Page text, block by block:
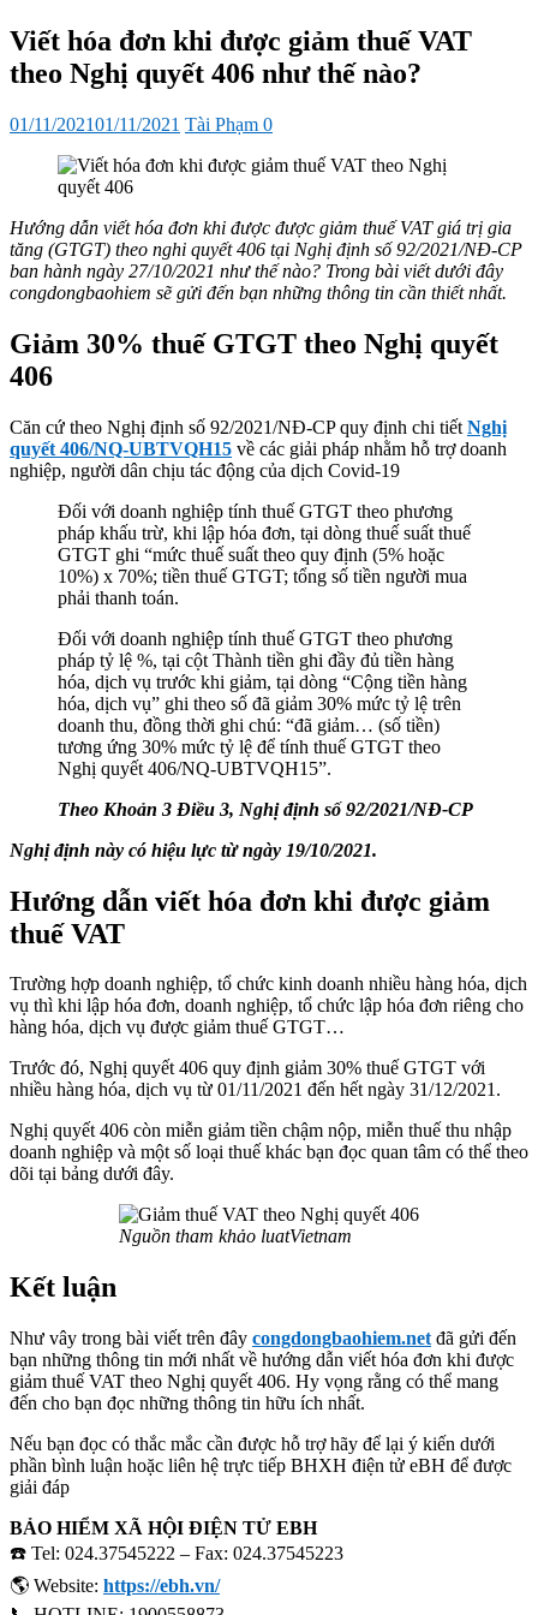
Viết hóa đơn khi được giảm thuế VAT
theo Nghị quyết 406 như thế nào?
Đăng
01/11/202101/11/2021 Tác
Tài Phạm 0
Hướng dẫn viết hóa đơn khi được được giảm thuế VAT giá trị gia
tăng (GTGT) theo nghi quyết 406 tại Nghị định số 92/2021/NĐ-CP
ban hành ngày 27/10/2021 như thế nào? Trong bài viết dưới đây
congdongbaohiem sẽ gửi đến bạn những thông tin cần thiết nhất.
Giảm 30% thuế GTGT theo Nghị quyết
406
Căn cứ theo Nghị định số 92/2021/NĐ-CP quy định chi tiết Nghị
quyết 406/NQ-UBTVQH15 về các giải pháp nhằm hỗ trợ doanh
nghiệp, người dân chịu tác động của dịch Covid-19
Đối với doanh nghiệp tính thuế GTGT theo phương
pháp khấu trừ, khi lập hóa đơn, tại dòng thuế suất thuế
GTGT ghi “mức thuế suất theo quy định (5% hoặc
10%) x 70%; tiền thuế GTGT; tổng số tiền người mua
phải thanh toán.
Đối với doanh nghiệp tính thuế GTGT theo phương
pháp tỷ lệ %, tại cột Thành tiền ghi đầy đủ tiền hàng
hóa, dịch vụ trước khi giảm, tại dòng “Cộng tiền hàng
hóa, dịch vụ” ghi theo số đã giảm 30% mức tỷ lệ trên
doanh thu, đồng thời ghi chú: “đã giảm… (số tiền)
tương ứng 30% mức tỷ lệ để tính thuế GTGT theo
Nghị quyết 406/NQ-UBTVQH15”.
Theo Khoản 3 Điều 3, Nghị định số 92/2021/NĐ-CP
Nghị định này có hiệu lực từ ngày 19/10/2021.
Hướng dẫn viết hóa đơn khi được giảm
thuế VAT
Trường hợp doanh nghiệp, tổ chức kinh doanh nhiều hàng hóa, dịch
vụ thì khi lập hóa đơn, doanh nghiệp, tổ chức lập hóa đơn riêng cho
hàng hóa, dịch vụ được giảm thuế GTGT…
Trước đó, Nghị quyết 406 quy định giảm 30% thuế GTGT với
nhiều hàng hóa, dịch vụ từ 01/11/2021 đến hết ngày 31/12/2021.
Nghị quyết 406 còn miễn giảm tiền chậm nộp, miễn thuế thu nhập
doanh nghiệp và một số loại thuế khác bạn đọc quan tâm có thể theo
dõi tại bảng dưới đây.
Nguồn tham khảo luatVietnam
Kết luận
Như vây trong bài viết trên đây congdongbaohiem.net đã gửi đến
bạn những thông tin mới nhất về hướng dẫn viết hóa đơn khi được
giảm thuế VAT theo Nghị quyết 406. Hy vọng rằng có thể mang
đến cho bạn đọc những thông tin hữu ích nhất.
Nếu bạn đọc có thắc mắc cần được hỗ trợ hãy để lại ý kiến dưới
phần bình luận hoặc liên hệ trực tiếp BHXH điện tử eBH để được
giải đáp
BẢO HIỂM XÃ HỘI ĐIỆN TỬ EBH
☎️ Tel: 024.37545222 – Fax: 024.37545223
🌎 Website: https://ebh.vn/